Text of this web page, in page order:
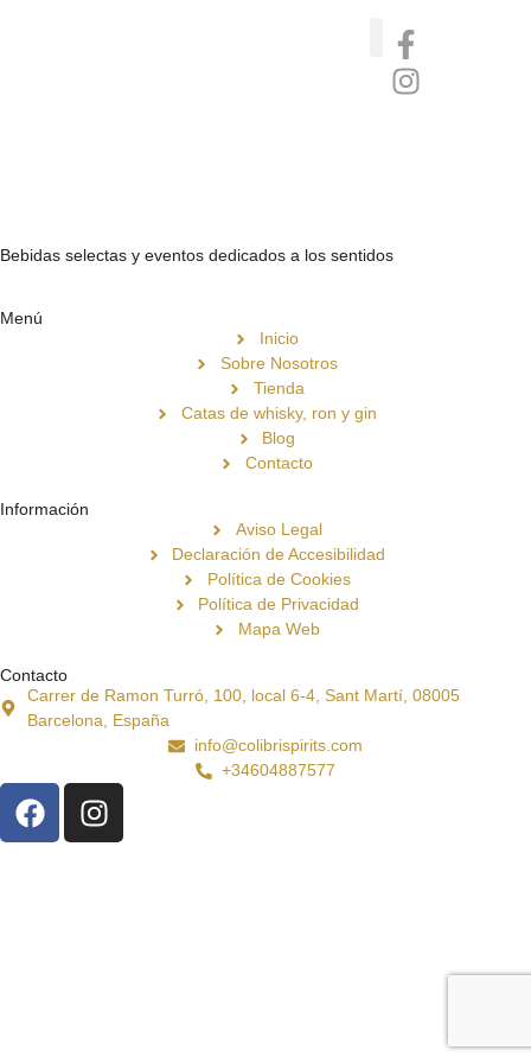
Bebidas selectas y eventos dedicados a los sentidos
Menú
Inicio
Sobre Nosotros
Tienda
Catas de whisky, ron y gin
Blog
Contacto
Información
Aviso Legal
Declaración de Accesibilidad
Política de Cookies
Política de Privacidad
Mapa Web
Contacto
Carrer de Ramon Turró, 100, local 6-4, Sant Martí, 08005
Barcelona, España
info@colibrispirits.com
+34604887577